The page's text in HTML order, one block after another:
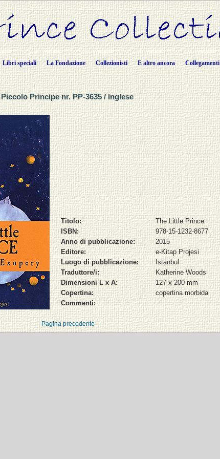
Libri speciali La Fondazione Collezionisti E altro ancora Collegamenti
Piccolo Principe nr. PP-3635 / Inglese
Titolo:
The Little Prince
ISBN:
978-15-1232-8677
Anno di pubblicazione:
2015
Editore:
e-Kitap Projesi
Luogo di pubblicazione:
Istanbul
Traduttore/i:
Katherine Woods
Dimensioni L x A:
127 x 200 mm
Copertina:
copertina morbida
Commenti:
Pagina precedente